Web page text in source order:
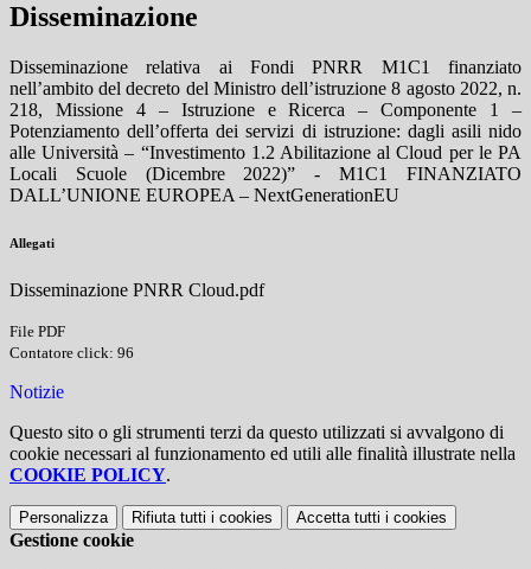
Disseminazione
Disseminazione relativa ai Fondi PNRR M1C1 finanziato
nell’ambito del decreto del Ministro dell’istruzione 8 agosto 2022, n.
218, Missione 4 – Istruzione e Ricerca – Componente 1 –
Potenziamento dell’offerta dei servizi di istruzione: dagli asili nido
alle Università – “Investimento 1.2 Abilitazione al Cloud per le PA
Locali Scuole (Dicembre 2022)” - M1C1 FINANZIATO
DALL’UNIONE EUROPEA – NextGenerationEU
Allegati
Disseminazione PNRR Cloud.pdf
File PDF
Contatore click: 96
Notizie
Questo sito o gli strumenti terzi da questo utilizzati si avvalgono di
cookie necessari al funzionamento ed utili alle finalità illustrate nella
COOKIE POLICY.
Personalizza Rifiuta tutti i cookies Accetta tutti i cookies
Gestione cookie